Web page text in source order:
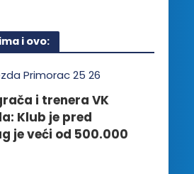
i ovo:
i trenera VK
Klub je pred
je veći od 500.000